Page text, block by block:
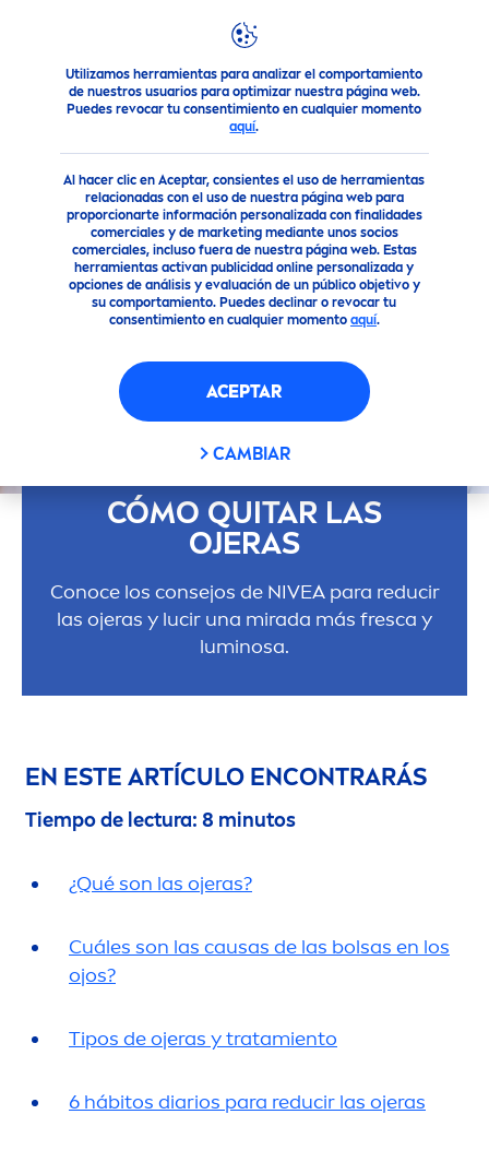
Utilizamos herramientas para analizar el comportamiento
de nuestros usuarios para optimizar nuestra página web.
Puedes revocar tu consentimiento en cualquier momento
aquí.
Al hacer clic en Aceptar, consientes el uso de herramientas
relacionadas con el uso de nuestra página web para
proporcionarte información personalizada con finalidades
comerciales y de marketing mediante unos socios
comerciales, incluso fuera de nuestra página web. Estas
herramientas activan publicidad online personalizada y
opciones de análisis y evaluación de un público objetivo y
su comportamiento. Puedes declinar o revocar tu
consentimiento en cualquier momento aquí.
ACEPTAR
CAMBIAR
Consejo Consejos para la Piel Cómo quitar las ojeras
CÓMO QUITAR LAS
OJERAS
Conoce los consejos de NIVEApara reducir
las ojeras y lucir una mirada más fresca y
luminosa.
EN ESTE ARTÍCULO ENCONTRARÁS
Tiempo de lectura: 8 minutos
¿Qué son las ojeras?
Cuáles son las causas de las bolsas en los
ojos?
Tipos de ojeras y tratamiento
6 hábitos diarios para reducir las ojeras